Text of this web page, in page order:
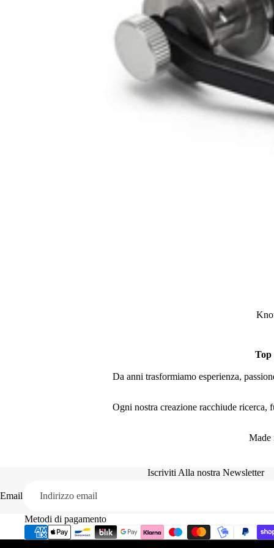
Top
Da anni trasformiamo esperienza,
Ogni nostra creazione racchiude ricerca,
Made
Iscriviti Alla nostra Newsletter
Email
Metodi di pagamento